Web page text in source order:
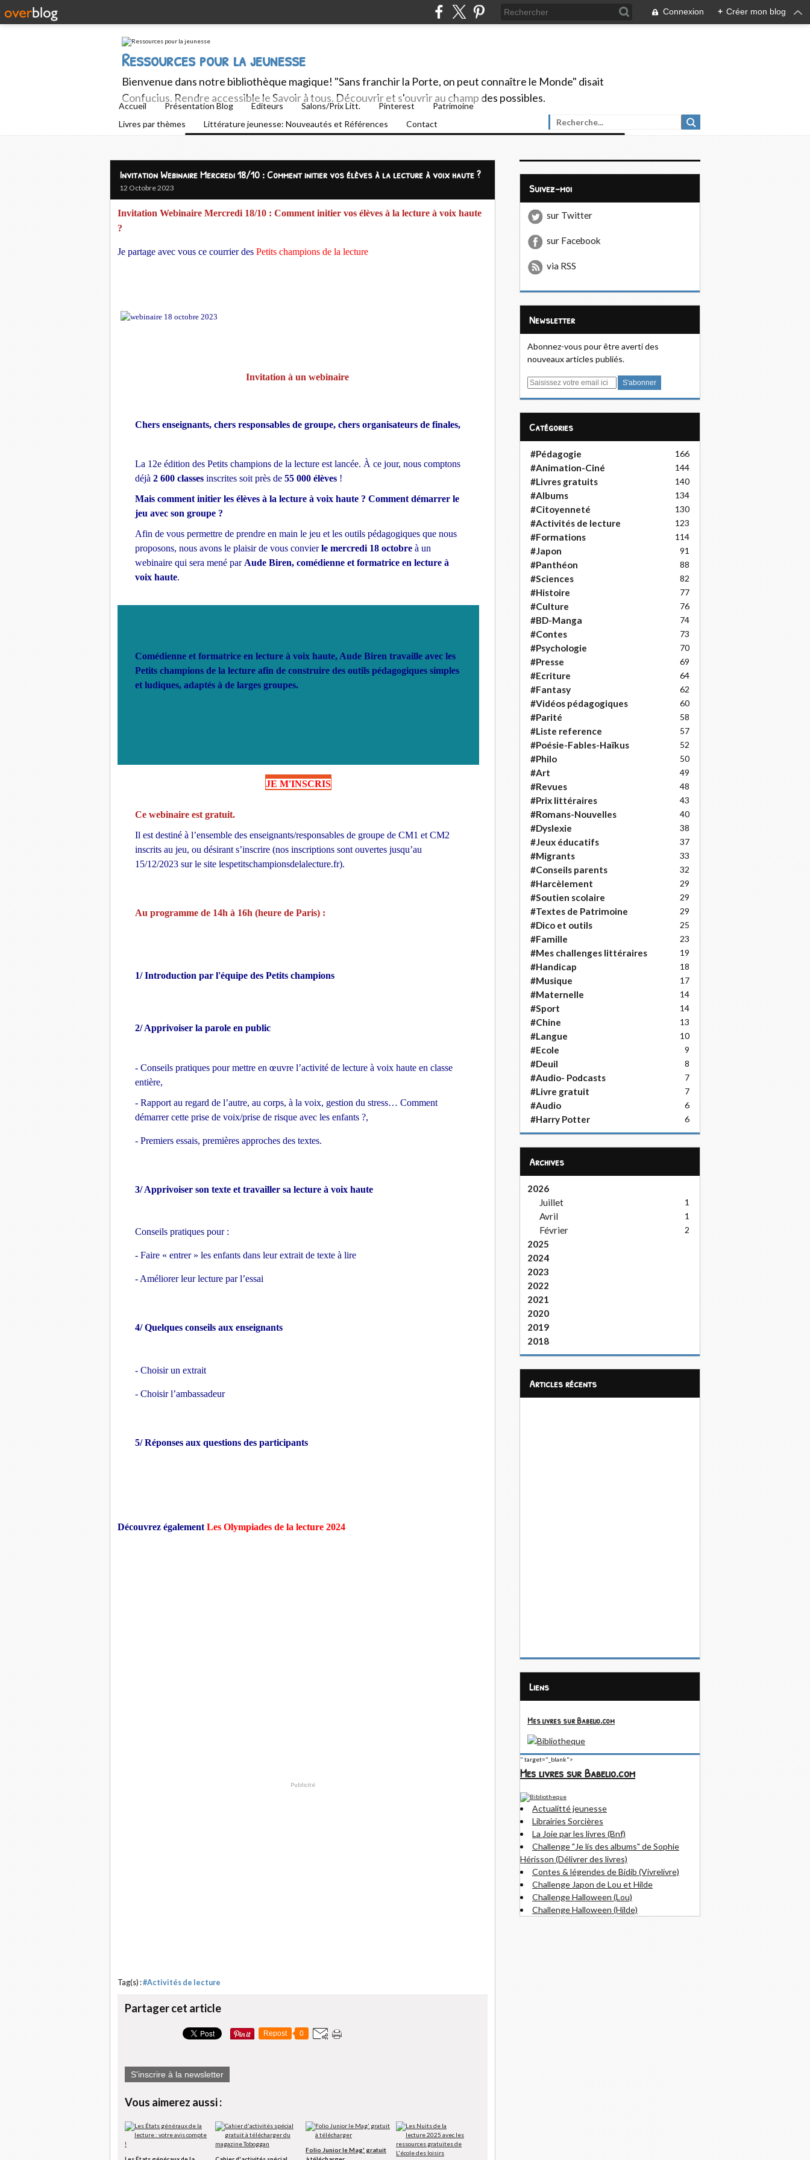
Connexion + Créer mon blog
Ressources pour la jeunesse
Bienvenue dans notre bibliothèque magique! "Sans franchir la Porte, on peut connaître le Monde" disait
Confucius. Rendre accessible le Savoir à tous. Découvrir et s'ouvrir au champ des possibles.
Accueil Présentation Blog Editeurs Salons/Prix Litt. Pinterest
Patrimoine
Livres par thèmes
Littérature jeunesse: Nouveautés et Références Contact
Invitation Webinaire Mercredi 18/10 : Comment initier vos élèves à la lecture à voix haute ?
12 Octobre 2023
Invitation Webinaire Mercredi 18/10 : Comment initier vos élèves à la lecture à voix haute
?
Je partage avec vous ce courrier des Petits champions de la lecture
Invitation à un webinaire
Chers enseignants, chers responsables de groupe, chers organisateurs de finales,
La 12e édition des Petits champions de la lecture est lancée. À ce jour, nous comptons
déjà 2 600 classes inscrites soit près de 55 000 élèves !
Mais comment initier les élèves à la lecture à voix haute ? Comment démarrer le
jeu avec son groupe ?
Afin de vous permettre de prendre en main le jeu et les outils pédagogiques que nous
proposons, nous avons le plaisir de vous convierle mercredi 18 octobre à un
webinaire qui sera mené par Aude Biren, comédienne et formatrice en lecture à
voix haute.
Comédienne et formatrice en lecture à voix haute, Aude Biren travaille avec les
Petits champions de la lecture afin de construire des outils pédagogiques simples
et ludiques, adaptés à de larges groupes.
JE M'INSCRIS
Ce webinaire est gratuit.
Il est destiné à l’ensemble des enseignants/responsables de groupe de CM1 et CM2
inscrits au jeu, ou désirant s’inscrire (nos inscriptions sont ouvertes jusqu’au
15/12/2023 sur le site lespetitschampionsdelalecture.fr).
Au programme de 14h à 16h (heure de Paris) :
1/ Introduction par l'équipe des Petits champions
2/ Apprivoiser la parole en public
- Conseils pratiques pour mettre en œuvre l’activité de lecture à voix haute en classe
entière,
- Rapport au regard de l’autre, au corps, à la voix, gestion du stress… Comment
démarrer cette prise de voix/prise de risque avec les enfants ?,
- Premiers essais, premières approches des textes.
3/ Apprivoiser son texte et travailler sa lecture à voix haute
Conseils pratiques pour :
- Faire « entrer » les enfants dans leur extrait de texte à lire
- Améliorer leur lecture par l’essai
4/ Quelques conseils aux enseignants
- Choisir un extrait
- Choisir l’ambassadeur
5/ Réponses aux questions des participants
Découvrez également Les Olympiades de la lecture 2024
Publicité
Tag(s) :#Activités de lecture
Partager cet article
Repost 0
S'inscrire à la newsletter
Vous aimerez aussi :
Folio Junior le Mag' gratuit
Suivez-moi
sur Twitter
sur Facebook
via RSS
Newsletter
Abonnez-vous pour être averti des
nouveaux articles publiés.
E
Catégories
#Pédagogie 166
#Animation-Ciné 144
#Livres gratuits 140
#Albums 134
#Citoyenneté 130
#Activités de lecture 123
#Formations 114
#Japon 91
#Panthéon 88
#Sciences 82
#Histoire 77
#Culture 76
#BD-Manga 74
#Contes 73
#Psychologie 70
#Presse 69
#Ecriture 64
#Fantasy 62
#Vidéos pédagogiques 60
#Parité 58
#Liste reference 57
#Poésie-Fables-Haïkus 52
#Philo 50
#Art 49
#Revues 48
#Prix littéraires 43
#Romans-Nouvelles 40
#Dyslexie 38
#Jeux éducatifs 37
#Migrants 33
#Conseils parents 32
#Harcèlement 29
#Soutien scolaire 29
#Textes de Patrimoine 29
#Dico et outils 25
#Famille 23
#Mes challenges littéraires 19
#Handicap 18
#Musique 17
#Maternelle 14
#Sport 14
#Chine 13
#Langue 10
#Ecole 9
#Deuil 8
#Audio- Podcasts 7
#Livre gratuit 7
#Audio 6
#Harry Potter 6
Archives
2026
Juillet
1
Avril 1
Février 2
2025
2024
2023
2022
2021
2020
2019
2018
articles récents
Liens
Mes livres sur Babelio.com
" target="_blank">
Mes livres sur Babelio.com
Actualitté jeunesse
Librairies Sorcières
La Joie par les livres (Bnf)
Challenge "Je lis des albums" de Sophie
Hérisson (Délivrer des livres)
Contes & légendes de Bidib (Vivrelivre)
Challenge Japon de Lou et Hilde
Challenge Halloween (Lou)
Challenge Halloween (Hilde)